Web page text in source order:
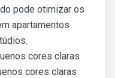
pode otimizar os
apartamentos
cores claras
cores claras